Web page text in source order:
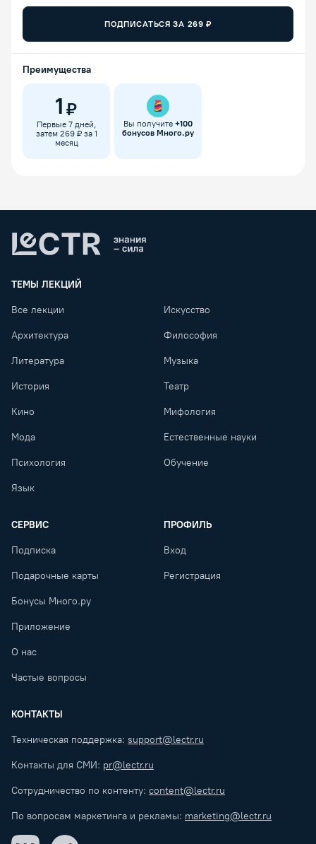
ПОДПИСАТЬСЯ ЗА 269 ₽
Преимущества
1 ₽
Первые 7 дней,
затем 269 ₽ за 1
месяц
Вы получите +100
бонусов Много.ру
ТЕМЫ ЛЕКЦИЙ
Все лекции Искусство
Архитектура Философия
Литература Музыка
История Театр
Кино Мифология
Мода Естественные науки
Психология Обучение
Язык
СЕРВИС
Подписка
Подарочные карты
Бонусы Много.ру
Приложение
О нас
Частые вопросы
ПРОФИЛЬ
Вход
Регистрация
КОНТАКТЫ
Техническая поддержка: support@lectr.ru
Контакты для СМИ: pr@lectr.ru
Сотрудничество по контенту: content@lectr.ru
По вопросам маркетинга и рекламы: marketing@lectr.ru
VK Telegram